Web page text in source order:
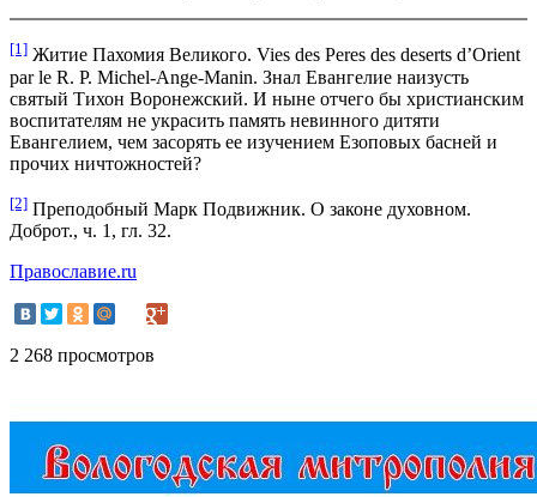
[1] Житие Пахомия Великого. Vies des Peres des deserts d’Orient
par le R. P. Michel-Ange-Manin. Знал Евангелие наизусть
святый Тихон Воронежский. И ныне отчего бы христианским
воспитателям не украсить память невинного дитяти
Евангелием, чем засорять ее изучением Езоповых басней и
прочих ничтожностей?
[2] Преподобный Марк Подвижник. О законе духовном.
Доброт., ч. 1, гл. 32.
Православие.ru
2 268 просмотров